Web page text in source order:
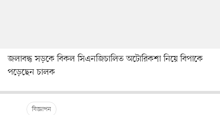
জলাবদ্ধ সড়কে বিকল সিএনজিচালিত অটোরিকশা নিয়ে বিপাকে
পড়েছেন চালক